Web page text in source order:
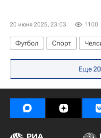
20 июня 2025, 23:03 1100
Футбол Спорт
Клубный чемпионат мира
Еще